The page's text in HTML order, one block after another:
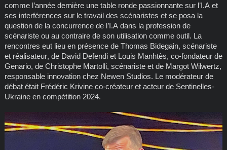
comme l’année dernière une table ronde passionnante sur l’I.A et
ses interférences sur le travail des scénaristes et se posa la
question de la concurrence de l’I.A dans la profession de
scénariste ou au contraire de son utilisation comme outil. La
rencontres eut lieu en présence de Thomas Bidegain, scénariste
et réalisateur, de David Defendi et Louis Manhtès, co-fondateur de
Genario, de Christophe Martolli, scénariste et de Margot Wilwertz,
responsable innovation chez Newen Studios. Le modérateur de
débat était Frédéric Krivine co-créateur et acteur de Sentinelles-
Ukraine en compétition 2024.